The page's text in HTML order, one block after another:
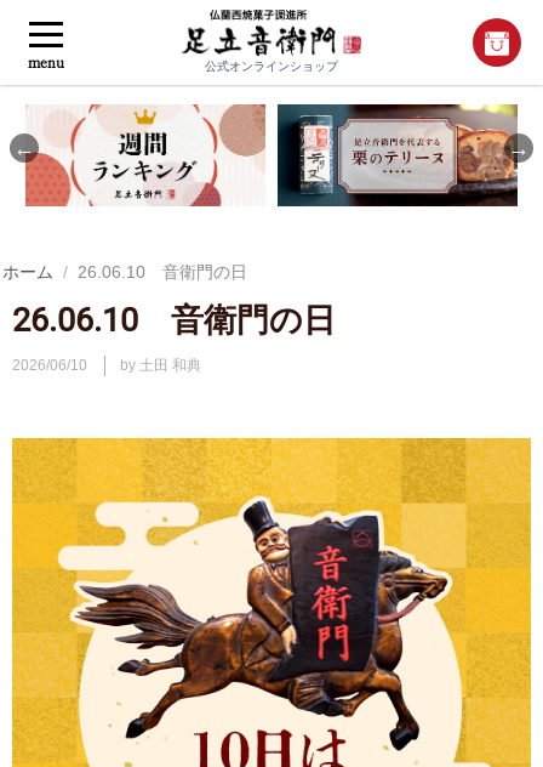
menu 公式オンラインショップ
Previous
ホーム / 26.06.10 音衛門の日
26.06.10 音衛門の日
2026/06/10 by 土田 和典